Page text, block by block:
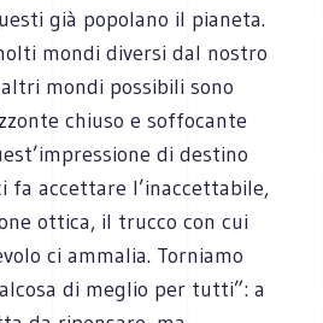
già popolano il pianeta.
mondi diversi dal nostro
mondi possibili sono
chiuso e soffocante
di destino
fa accettare l’inaccettabile,
ottica, il trucco con cui
ci ammalia. Torniamo
di meglio per tutti”: a